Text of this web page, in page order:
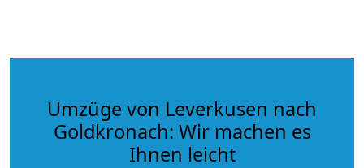
Umzüge von Leverkusen nach
Goldkronach: Wir machen es
Ihnen leicht